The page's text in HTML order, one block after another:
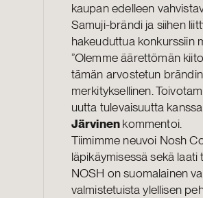
kaupan edelleen
Samuji-brändi ja siihen
hakeuduttua konkurssiin
”Olemme äärettömän
tämän arvostetun
merkityksellinen.
uutta tulevaisuutta
Järvinenkommentoi.
Tiimimme neuvoi Nosh
läpikäymisessä sekä
NOSH on suomalainen
valmistetuista ylellisen